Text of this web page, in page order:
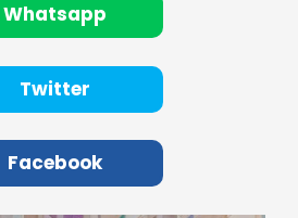
Whatsapp
Twitter
Facebook